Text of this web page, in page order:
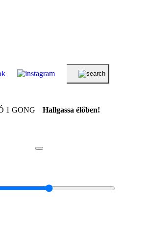
1 GONG Hallgassa élőben!